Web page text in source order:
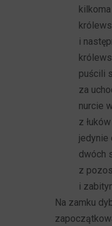
i
puścili
za
nurcie
z
jedynie
dwóch
z
i
Na zamku